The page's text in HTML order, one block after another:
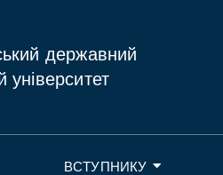
державний
університет
ВСТУПНИКУ